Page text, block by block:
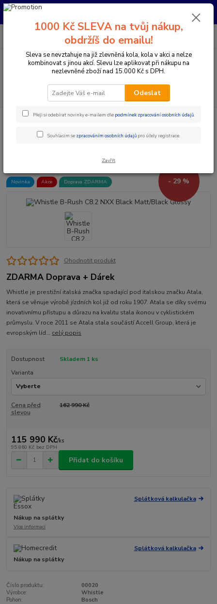
Pro nachystání kola / doplňků na prodejně si prosím zavolejte dopředu.
Menu
CZK
PO-PÁ 10:00-17:00 | SO: 9:00-12:00
Elektrokola Horská elektrokola
Celoodpružená elektrokola 29"
Matt/Black Glossy
Novinka Akce Doprava ZDARMA - 29 %
Ohodnotit produkt
ZDARMA Doprava + Dárek
Whistle je prestižní italská značka spadající pod italskou značku Atala,
která se věnuje výrobě jízdních kol již od roku 1907. Atala se díky svému
inovativnímu přístupu a důrazu na kvalitu stala ikonou v cyklistickém
průmyslu. V roce 2011 se Atala stala součástí Accell Group, která je
evropským líd... celý popis
Dostupnost
Skladem 1 ks
Varianta
Cena před
slevou
162 990 Kč
115 990 Kč/ks
95 860 Kč bez DPH
Přidat do košíku
Splátková kalkulačka
Nákup na splátky
Více informací
Splátková kalkulačka
Nákup na splátky
Číslo produktu:
00020
Výrobce:
Whistle
Pohon:
Bosch
1000 Kč SLEVA na tvůj nákup,
obdržíš do emailu!
Sleva se nevztahuje na již zlevněná kola, kola v akci a nelze
kombinovat s jinou akcí. Slevu lze aplikovat při nákupu na
nezlevněné zboží nad 15.000 Kč s DPH.
Odeslat
Přeji si odebírat novinky e-mailem dle podmínek zpracování osobních údajů.
Souhlasím se zpracováním osobních údajů pro účely registrace.
Zavřít